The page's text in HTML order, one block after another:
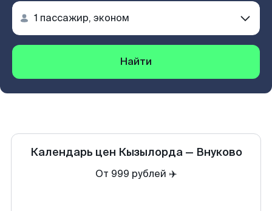
Найти
Календарь цен Кызылорда— Внуково
От 999 рублей ✈️